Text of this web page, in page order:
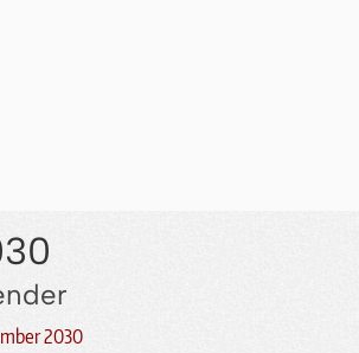
2030